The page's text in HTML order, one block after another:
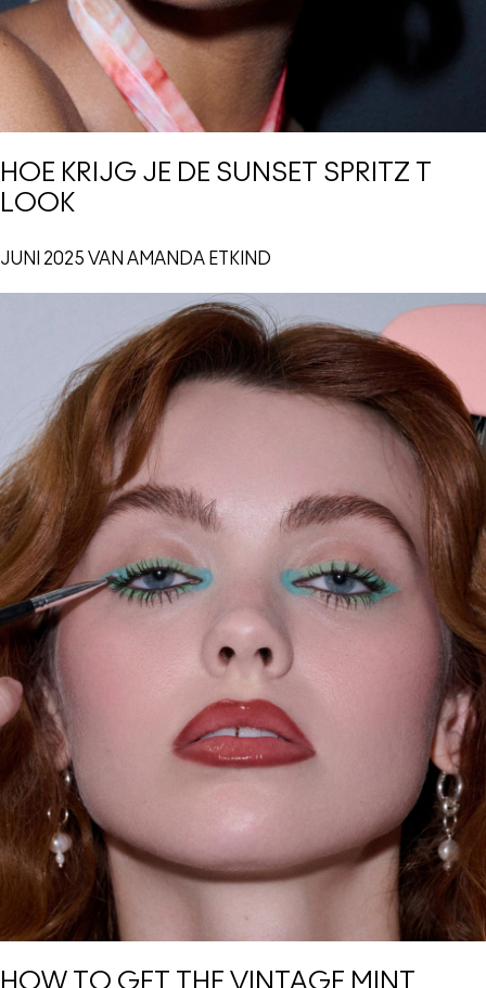
HOE KRIJG JE DE SUNSET SPRITZ T
LOOK
JUNI 2025 VAN AMANDA ETKIND
HOW TO GET THE VINTAGE MINT